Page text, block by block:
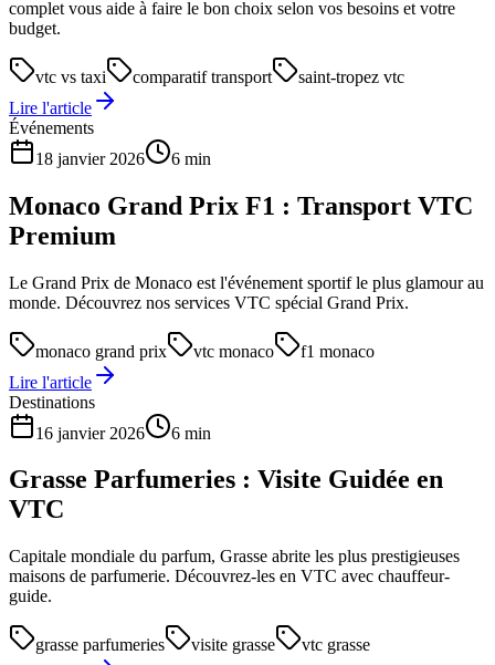
complet vous aide à faire le bon choix selon vos besoins et votre
budget.
vtc vs taxi comparatif transport
saint-tropez vtc
Lire l'article
Événements
18 janvier 2026
6 min
Monaco Grand Prix F1 : Transport VTC
Premium
Le Grand Prix de Monaco est l'événement sportif le plus glamour au
monde. Découvrez nos services VTC spécial Grand Prix.
monaco grand prix vtc monaco
f1 monaco
Lire l'article
Destinations
16 janvier 2026
6 min
Grasse Parfumeries : Visite Guidée en
VTC
Capitale mondiale du parfum, Grasse abrite les plus prestigieuses
maisons de parfumerie. Découvrez-les en VTC avec chauffeur-
guide.
grasse parfumeries visite grasse
vtc grasse